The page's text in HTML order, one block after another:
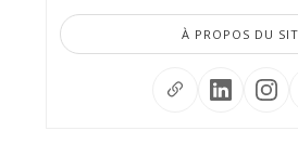
À PROPOS DU